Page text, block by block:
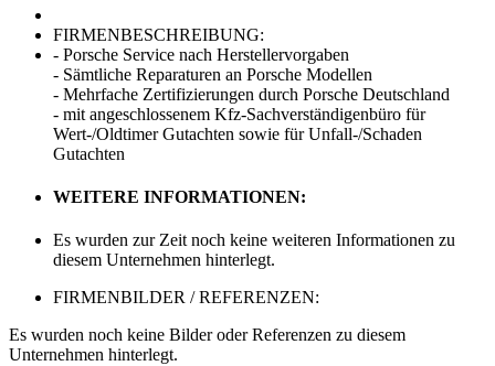
FIRMENBESCHREIBUNG:
- Porsche Service nach Herstellervorgaben
- Sämtliche Reparaturen an Porsche Modellen
- Mehrfache Zertifizierungen durch Porsche Deutschland
- mit angeschlossenem Kfz-Sachverständigenbüro für
Wert-/Oldtimer Gutachten sowie für Unfall-/Schaden
Gutachten
WEITERE INFORMATIONEN:
Es wurden zur Zeit noch keine weiteren Informationen zu
diesem Unternehmen hinterlegt.
FIRMENBILDER / REFERENZEN:
Es wurden noch keine Bilder oder Referenzen zu diesem
Unternehmen hinterlegt.